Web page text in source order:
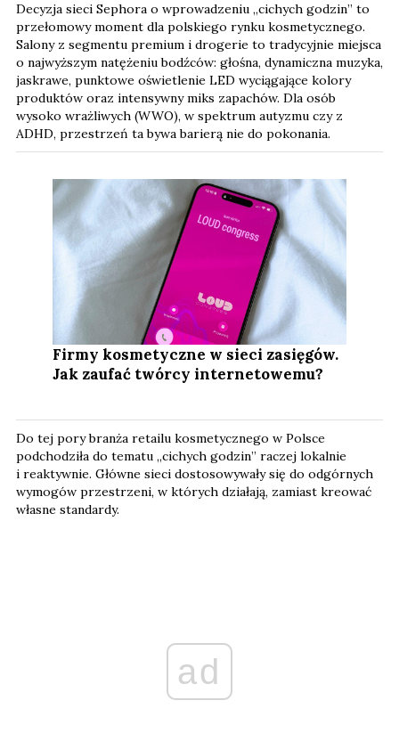
Decyzja sieci Sephora o wprowadzeniu „cichych godzin” to
przełomowy moment dla polskiego rynku kosmetycznego.
Salony z segmentu premium i drogerie to tradycyjnie miejsca
o najwyższym natężeniu bodźców: głośna, dynamiczna muzyka,
jaskrawe, punktowe oświetlenie LED wyciągające kolory
produktów oraz intensywny miks zapachów. Dla osób
wysoko wrażliwych (WWO), w spektrum autyzmu czy z
ADHD, przestrzeń ta bywa barierą nie do pokonania.
Firmy kosmetyczne w sieci zasięgów.
Jak zaufać twórcy internetowemu?
Do tej pory branża retailu kosmetycznego w Polsce
podchodziła do tematu „cichych godzin” raczej lokalnie
i reaktywnie. Główne sieci dostosowywały się do odgórnych
wymogów przestrzeni, w których działają, zamiast kreować
własne standardy.
ad